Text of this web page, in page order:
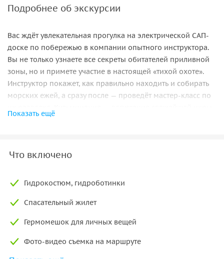
Подробнее об экскурсии
Вас ждёт увлекательная прогулка на электрической САП-
доске по побережью в компании опытного инструктора.
Вы не только узнаете все секреты обитателей приливной
зоны, но и примете участие в настоящей «тихой охоте».
Инструктор покажет, как правильно находить и собирать
морских ежей, а сразу после — проведёт мастер-класс по
прямо на месте, под шум волн. Это идеальный способ
Вокруг Владивостока и острова Русский спрятано
кристально чистой водой и причудливыми скалами. С
электрической сап-доске — легко.
Инструктор всегда рядом, но не мешает. Вас ждет лёгкое,
позитива. Владивосток с воды — это другой город: более
Показать ещё
Что включено
Гидрокостюм, гидроботинки
Спасательный жилет
Гермомешок для личных вещей
Фото-видео съемка на маршруте